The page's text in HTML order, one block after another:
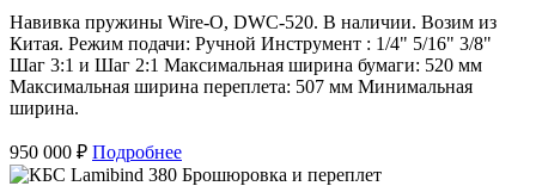
Навивка пружины Wire-O, DWC-520. В наличии. Возим из
Китая. Режим подачи: Ручной Инструмент : 1/4" 5/16" 3/8"
Шаг 3:1 и Шаг 2:1 Максимальная ширина бумаги: 520 мм
Максимальная ширина переплета: 507 мм Минимальная
ширина.
950 000 ₽ Подробнее
Брошюровка и переплет